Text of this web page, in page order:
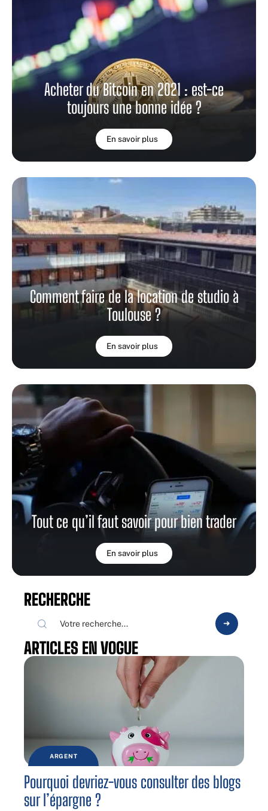
Acheter du Bitcoin en 2021 : est-ce
toujours une bonne idée ?
En savoir plus
Comment faire de la location de studio à
Toulouse ?
En savoir plus
Tout ce qu’il faut savoir pour bien trader
En savoir plus
RECHERCHE
ARTICLES EN VOGUE
ARGENT
Pourquoi devriez-vous consulter des blogs
sur l’épargne ?